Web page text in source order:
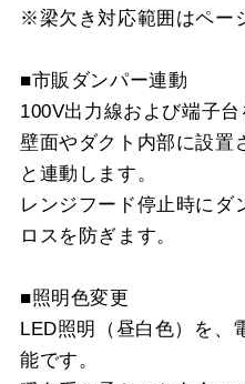
※梁欠き対応範囲はペー
■市販ダンパー連動
100V出力線および端子台
壁面やダクト内部に設置
と連動します。
レンジフード停止時にダ
ロスを防ぎます。
■照明色変更
LED照明（昼白色）を、
能です。